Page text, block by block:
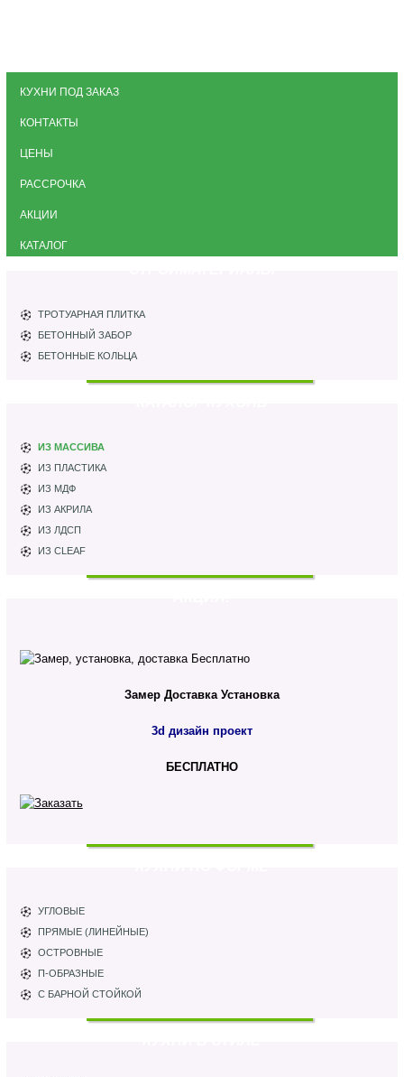
КУХНИ ПОД ЗАКАЗ
КОНТАКТЫ
ЦЕНЫ
РАССРОЧКА
АКЦИИ
КАТАЛОГ
ТРОТУАРНАЯ ПЛИТКА
БЕТОННЫЙ ЗАБОР
БЕТОННЫЕ КОЛЬЦА
ИЗ МАССИВА
ИЗ ПЛАСТИКА
ИЗ МДФ
ИЗ АКРИЛА
ИЗ ЛДСП
ИЗ CLEAF
Замер Доставка Установка
3d дизайн проект
БЕСПЛАТНО
УГЛОВЫЕ
ПРЯМЫЕ (ЛИНЕЙНЫЕ)
ОСТРОВНЫЕ
П-ОБРАЗНЫЕ
С БАРНОЙ СТОЙКОЙ